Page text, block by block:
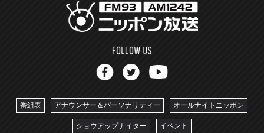
番組表 アナウンサー＆パーソナリティー オールナイトニッポン
ショウアップナイター イベント